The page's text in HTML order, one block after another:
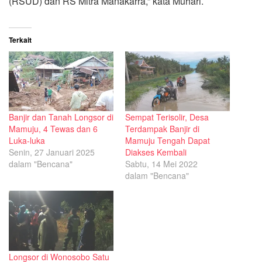
Terkait
Banjir dan Tanah Longsor di
Mamuju, 4 Tewas dan 6
Luka-luka
Senin, 27 Januari 2025
dalam "Bencana"
Sempat Terisolir, Desa
Terdampak Banjir di
Mamuju Tengah Dapat
Diakses Kembali
Sabtu, 14 Mei 2022
dalam "Bencana"
Longsor di Wonosobo Satu